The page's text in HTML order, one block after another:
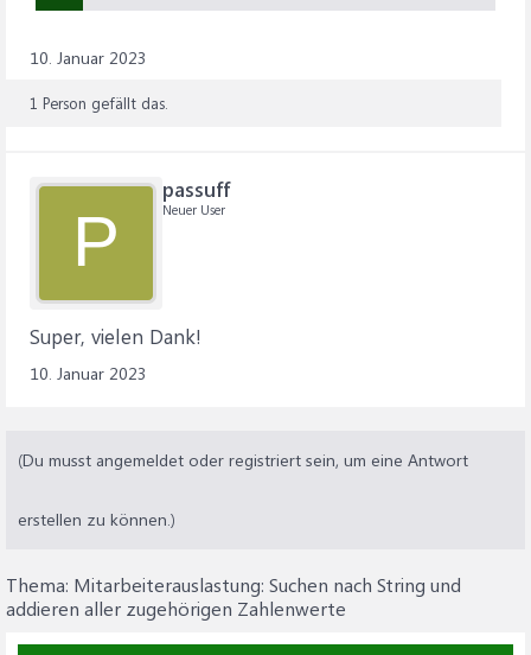
10. Januar 2023
1 Person gefällt das.
P
passuff
Neuer User
Super, vielen Dank!
10. Januar 2023
(Du musst angemeldet oder registriert sein, um eine Antwort
erstellen zu können.)
Thema: Mitarbeiterauslastung: Suchen nach String und
addieren aller zugehörigen Zahlenwerte